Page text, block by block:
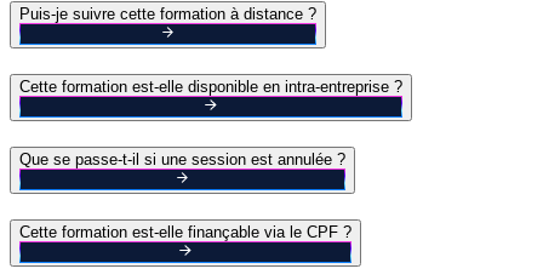
Puis-je suivre cette formation à distance ?
Cette formation est-elle disponible en intra-entreprise ?
Que se passe-t-il si une session est annulée ?
Cette formation est-elle finançable via le CPF ?